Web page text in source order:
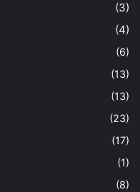
(3)
(4)
(6)
(13)
(13)
(23)
(17)
(1)
(8)